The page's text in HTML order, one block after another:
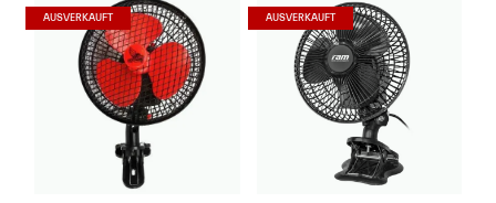
AUSVERKAUFT (Paket) AUSVERKAUFT